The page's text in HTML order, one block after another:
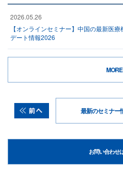
2026.05.26
【オンラインセミナー】中国の最新医
デート情報2026
MORE
最新のセミナー
お問い合わせ